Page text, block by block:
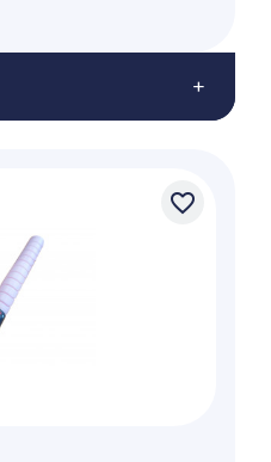
+
favorite_border